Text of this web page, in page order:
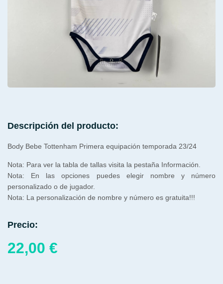
Descripción del producto:
Body Bebe Tottenham Primera equipación temporada 23/24
Nota: Para ver la tabla de tallas visita la pestaña Información.
Nota: En las opciones puedes elegir nombre y número
personalizado o de jugador.
Nota: La personalización de nombre y número es gratuita!!!
Precio:
22,00 €